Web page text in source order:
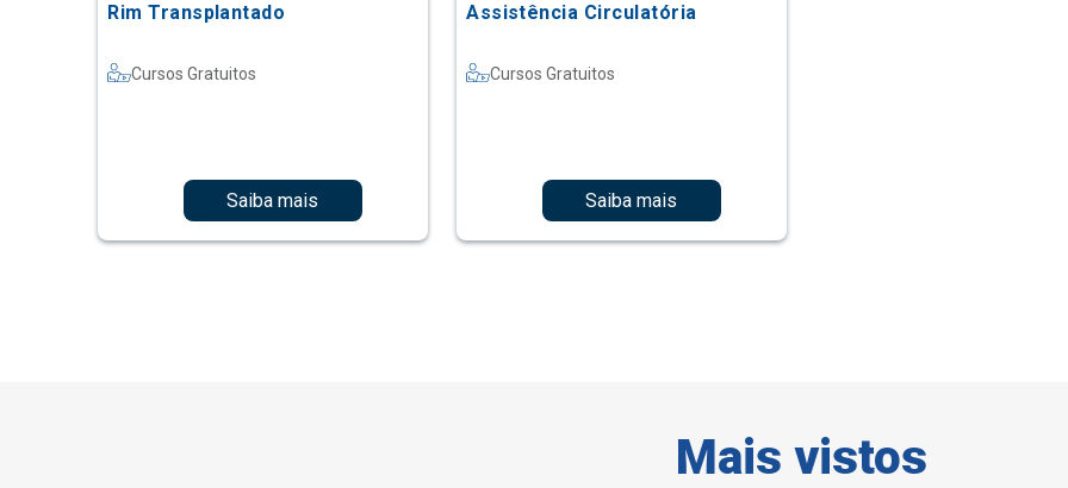
Rim Transplantado
Cursos Gratuitos
Saiba mais
Assistência Circulatória
Cursos Gratuitos
Saiba mais
Mais vistos